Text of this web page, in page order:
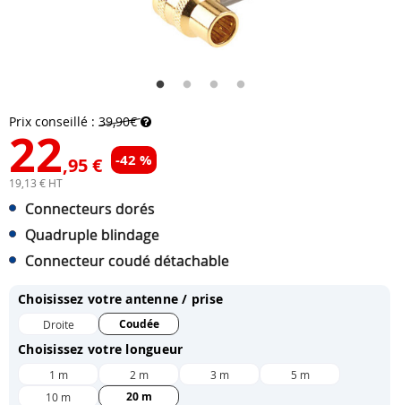
Prix conseillé : 39,90€
22,95 € -42 %
19,13 € HT
Connecteurs dorés
Quadruple blindage
Connecteur coudé détachable
Choisissez votre antenne / prise
Droite Coudée
Choisissez votre longueur
1 m 2 m 3 m
5 m
10 m
20 m